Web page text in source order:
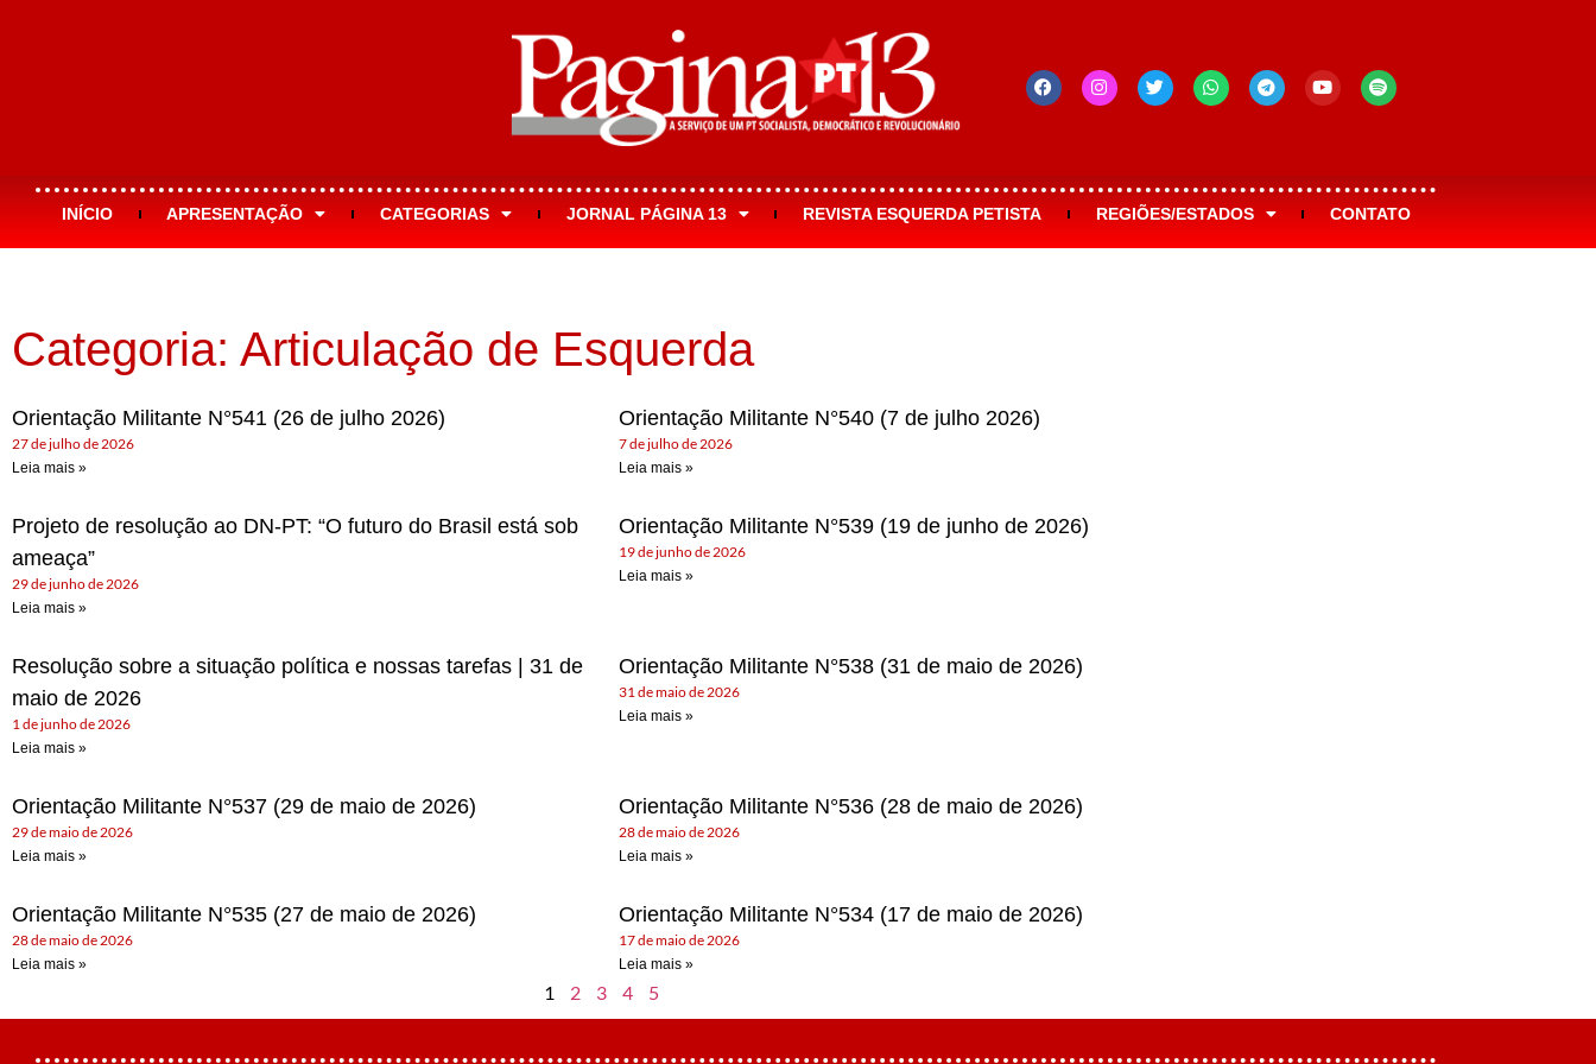
INÍCIO APRESENTAÇÃO CATEGORIAS JORNAL PÁGINA 13 REVISTA ESQUERDA PETISTA REGIÕES/ESTADOS CONTATO
Categoria: Articulação de Esquerda
Orientação Militante N°541 (26 de julho 2026)
27 de julho de 2026
Leia mais »
Orientação Militante N°540 (7 de julho 2026)
7 de julho de 2026
Leia mais »
Projeto de resolução ao DN-PT: “O futuro do Brasil está sob
ameaça”
29 de junho de 2026
Leia mais »
Orientação Militante N°539 (19 de junho de 2026)
19 de junho de 2026
Leia mais »
Resolução sobre a situação política e nossas tarefas | 31 de
maio de 2026
1 de junho de 2026
Leia mais »
Orientação Militante N°538 (31 de maio de 2026)
31 de maio de 2026
Leia mais »
Orientação Militante N°537 (29 de maio de 2026)
29 de maio de 2026
Leia mais »
Orientação Militante N°536 (28 de maio de 2026)
28 de maio de 2026
Leia mais »
Orientação Militante N°535 (27 de maio de 2026)
28 de maio de 2026
Leia mais »
Orientação Militante N°534 (17 de maio de 2026)
17 de maio de 2026
Leia mais »
1 2 3 4 5